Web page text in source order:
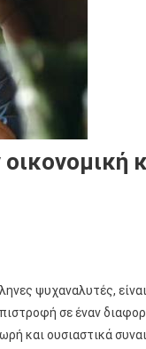
ψυχαναλυτές,
σε έναν
και ουσιαστικά